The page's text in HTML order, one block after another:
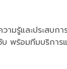
มรู้และประสบก
บ พร้อมทีมบริกา